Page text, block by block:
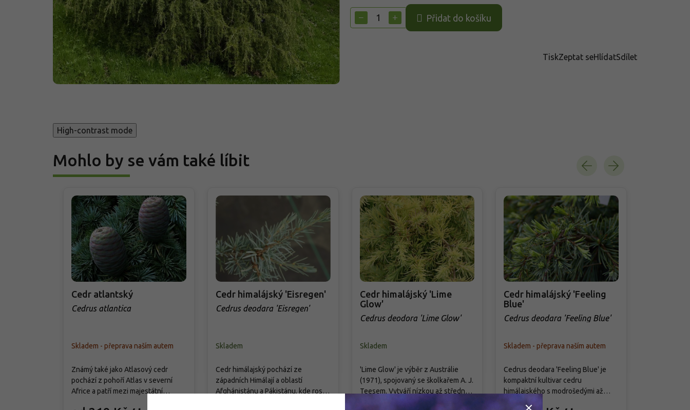
cena:
+
− Přidat do košíku
TiskZeptat seHlídatSdílet
High-contrast mode
Mohlo by se vám také líbit
Cedr atlantský
Cedrus atlantica
Skladem - přeprava naším autem
Známý také jako Atlasový cedr
pochází z pohoří Atlas v severní
Africe a patří mezi majestátní
Cedr himalájský 'Eisregen'
Cedrus deodara 'Eisregen'
Skladem
Cedr himálajský pochází ze
západních Himálají a oblastí
Afghánistánu a Pákistánu, kde roste
Cedr himalájský 'Lime
Glow'
Cedrus deodora 'Lime Glow'
Skladem
'Lime Glow' je výběr z Austrálie
(1971), spojovaný se školkařem A. J.
Teesem. Vytváří nízkou až středně
vysokou, nepravidelně kuželovitou
Cedr himalájský 'Feeling
Blue'
Cedrus deodara 'Feeling Blue'
Skladem - přeprava naším autem
Cedrus deodara 'Feeling Blue' je
kompaktní kultivar cedru
himálajského s modrošedými až
stříbřitými jehlicemi, který se dobře